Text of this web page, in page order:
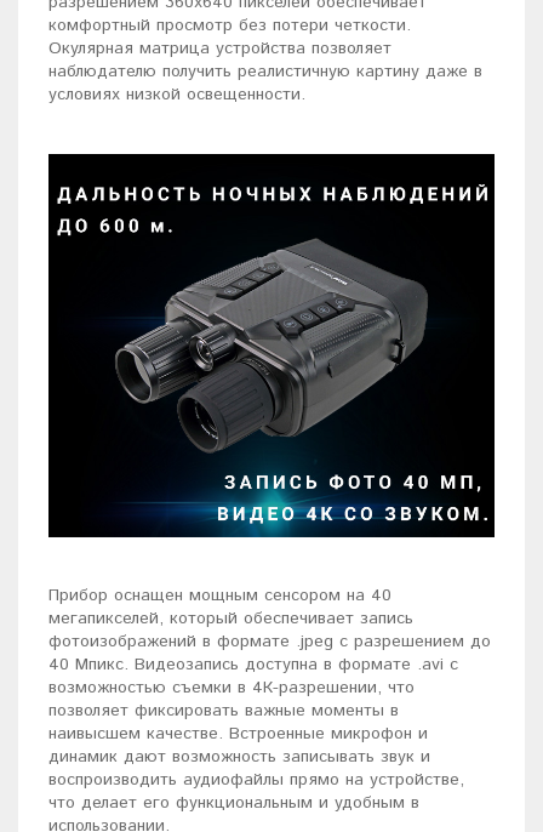
комфортный просмотр без потери четкости.
Окулярная матрица устройства позволяет
наблюдателю получить реалистичную картину даже в
условиях низкой освещенности.
Прибор оснащен мощным сенсором на 40
мегапикселей, который обеспечивает запись
фотоизображений в формате .jpeg с разрешением до
40 Мпикс. Видеозапись доступна в формате .avi с
возможностью съемки в 4К-разрешении, что
позволяет фиксировать важные моменты в
наивысшем качестве. Встроенные микрофон и
динамик дают возможность записывать звук и
воспроизводить аудиофайлы прямо на устройстве,
что делает его функциональным и удобным в
использовании.